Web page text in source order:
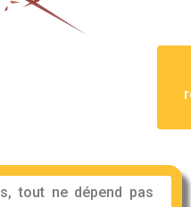
tout ne dépend pas